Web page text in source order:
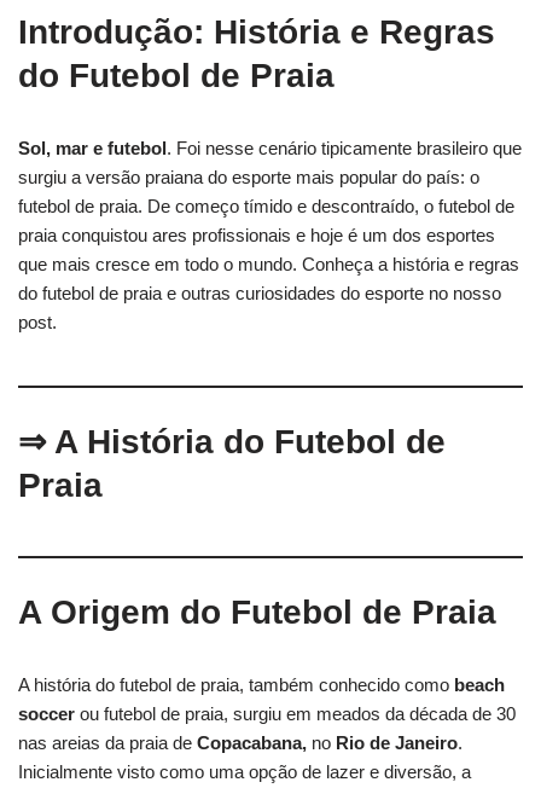
Introdução: História e Regras
do Futebol de Praia
Sol, mar e futebol. Foi nesse cenário tipicamente brasileiro que
surgiu a versão praiana do esporte mais popular do país: o
futebol de praia. De começo tímido e descontraído, o futebol de
praia conquistou ares profissionais e hoje é um dos esportes
que mais cresce em todo o mundo. Conheça a história e regras
do futebol de praia e outras curiosidades do esporte no nosso
post.
⇒ A História do Futebol de
Praia
A Origem do Futebol de Praia
A história do futebol de praia, também conhecido como beach
soccer ou futebol de praia, surgiu em meados da década de 30
nas areias da praia de Copacabana, no Rio de Janeiro.
Inicialmente visto como uma opção de lazer e diversão, a